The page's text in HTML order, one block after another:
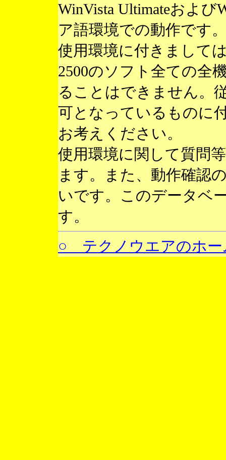
WinVista Ultimateおよ
ア語環境での動作です
使用環境に付きまして
2500のソフト全ての全
ることはできません。
可となっているものに
お考えください。
使用環境に関して質問
ます。また、動作確認
いです。このデータベ
す。
○ テクノウエアのホー